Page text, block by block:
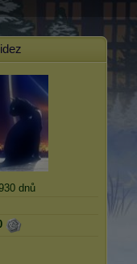
dnů